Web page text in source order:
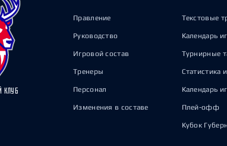
КЛУБ
Правление
Руководство
Игровой состав
Тренеры
Персонал
Изменения в составе
Текстовые
Календарь
Турнирные
Статистика
Календарь
Плей-офф
Кубок